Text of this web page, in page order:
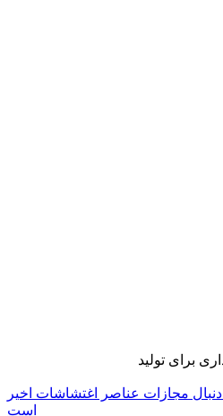
مجازات عناصر اغتشاشات اخیر
است